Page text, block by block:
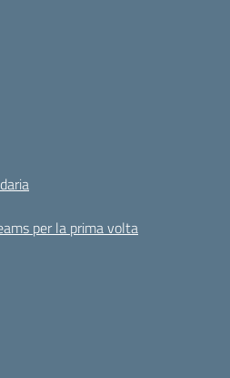
per la prima volta